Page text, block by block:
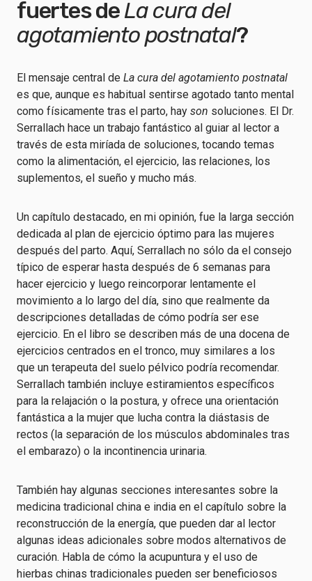
fuertes deLa cura del
agotamiento postnatal?
El mensaje central de La cura del agotamiento postnatal
es que, aunque es habitual sentirse agotado tanto mental
como físicamente tras el parto, hay son soluciones. El Dr.
Serrallach hace un trabajo fantástico al guiar al lector a
través de esta miríada de soluciones, tocando temas
como la alimentación, el ejercicio, las relaciones, los
suplementos, el sueño y mucho más.
Un capítulo destacado, en mi opinión, fue la larga sección
dedicada al plan de ejercicio óptimo para las mujeres
después del parto. Aquí, Serrallach no sólo da el consejo
típico de esperar hasta después de 6 semanas para
hacer ejercicio y luego reincorporar lentamente el
movimiento a lo largo del día, sino que realmente da
descripciones detalladas de cómo podría ser ese
ejercicio. En el libro se describen más de una docena de
ejercicios centrados en el tronco, muy similares a los
que un terapeuta del suelo pélvico podría recomendar.
Serrallach también incluye estiramientos específicos
para la relajación o la postura, y ofrece una orientación
fantástica a la mujer que lucha contra la diástasis de
rectos (la separación de los músculos abdominales tras
el embarazo) o la incontinencia urinaria.
También hay algunas secciones interesantes sobre la
medicina tradicional china e india en el capítulo sobre la
reconstrucción de la energía, que pueden dar al lector
algunas ideas adicionales sobre modos alternativos de
curación. Habla de cómo la acupuntura y el uso de
hierbas chinas tradicionales pueden ser beneficiosos